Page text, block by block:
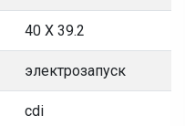
40 X 39.2
электрозапуск
cdi